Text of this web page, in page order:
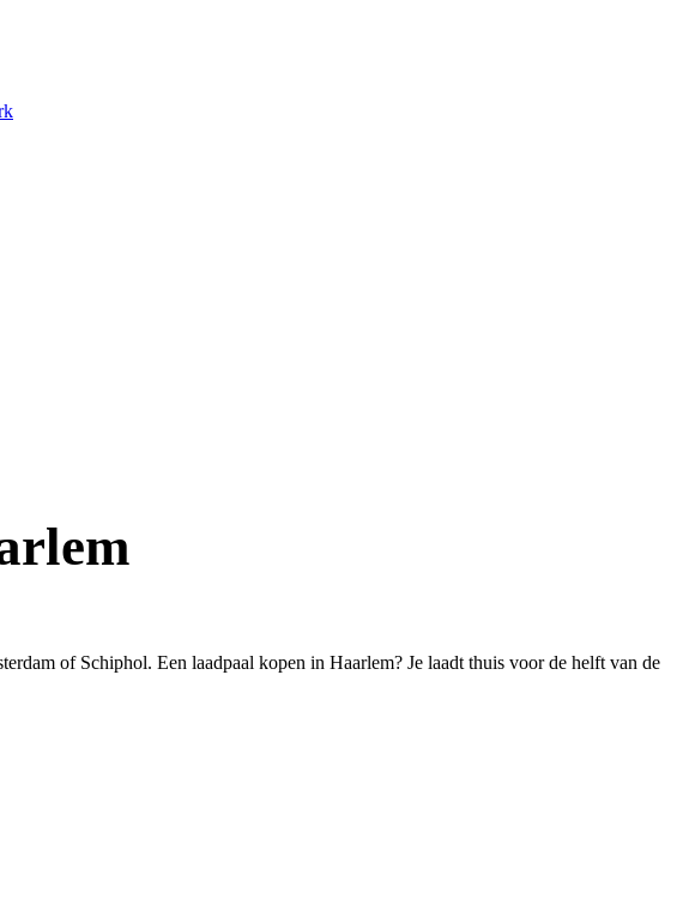
of Schiphol. Een laadpaal kopen in Haarlem? Je laadt thuis voor de helft van de